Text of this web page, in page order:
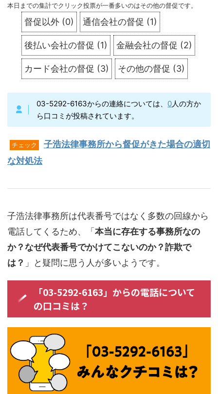
本日までの集計でクリック投票が一番多いのはその他の督促です。
督促以外 (0) 通信会社の督促 (1)
後払い会社の督促 (1) 金融会社の督促 (2)
カード会社の督促 (3) その他の督促 (3)
03-5292-6163からの連絡については、 0人の方か
ら口コミが投稿されています。
チェック
子浩法律事務所から督促がきた場合の適切
な対処法
子浩法律事務所は代表番号ではなく多数の回線から
電話してくるため、「本当に存在する事務所なの
か？なぜ代表番号でかけてこないのか？詐欺で
は？ 」と疑問に思う人が多いようです。
「03-5292-6163」からの電話について
の口コミは？